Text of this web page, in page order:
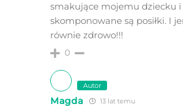
smakujące mojemu dziecku i
skomponowane są posiłki. I
równie zdrowo!!!
0
Autor
Magda 13 lat temu